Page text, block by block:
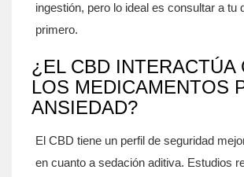
ingestión, pero lo ideal es consultar a tu
primero.
¿EL CBD INTERACTÚA
LOS MEDICAMENTOS
ANSIEDAD?
El CBD tiene un perfil de seguridad
en cuanto a sedación aditiva. Estudios